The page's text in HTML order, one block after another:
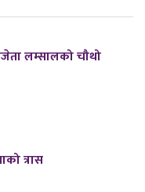
लम्सालको चौथो
त्रास